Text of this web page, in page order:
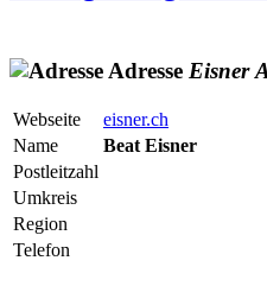
Adresse Eisner
Webseite
eisner.ch
Name
Beat Eisner
Postleitzahl
Umkreis
Region
Telefon